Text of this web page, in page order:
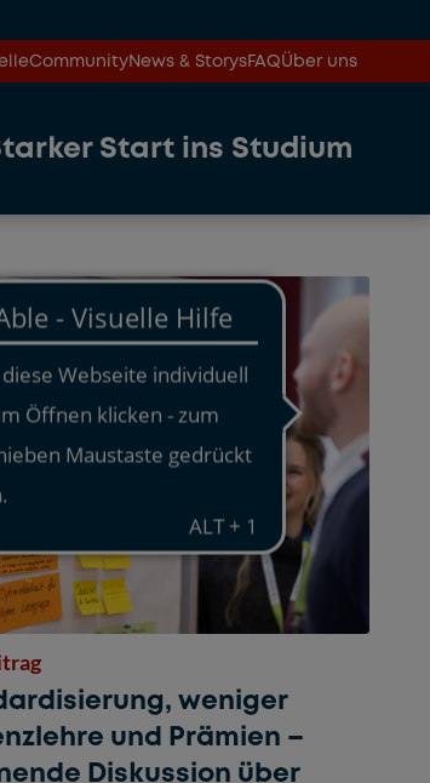
CommunityNews & StorysFAQÜber uns
Start ins Studium
weniger
und Prämien –
Diskussion über